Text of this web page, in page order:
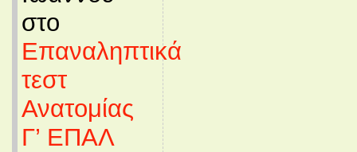
στο
Επαναληπτικά
τεστ
Ανατομίας
Γ’ ΕΠΑΛ